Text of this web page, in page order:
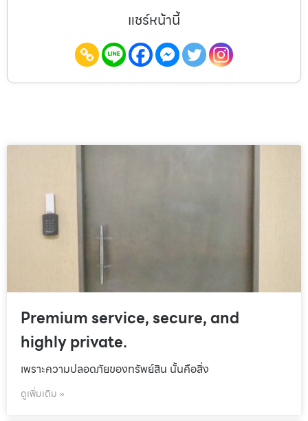
แชร์หน้านี้
Premium service, secure, and
highly private.
เพราะความปลอดภัยของทรัพย์สิน นั้นคือสิ่ง
ดูเพิ่มเติม »